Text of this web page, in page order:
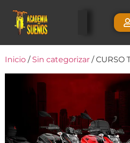
Inicio / Sin categorizar / CURSO